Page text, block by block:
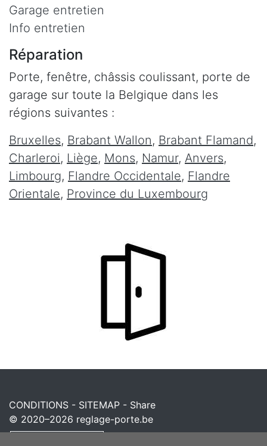
Garage entretien
Info entretien
Réparation
Porte, fenêtre, châssis coulissant, porte de
garage sur toute la Belgique dans les
régions suivantes :
Bruxelles, Brabant Wallon, Brabant Flamand,
Charleroi, Liège, Mons, Namur, Anvers,
Limbourg, Flandre Occidentale, Flandre
Orientale, Province du Luxembourg
CONDITIONS - SITEMAP - Share
© 2020–2026 reglage-porte.be